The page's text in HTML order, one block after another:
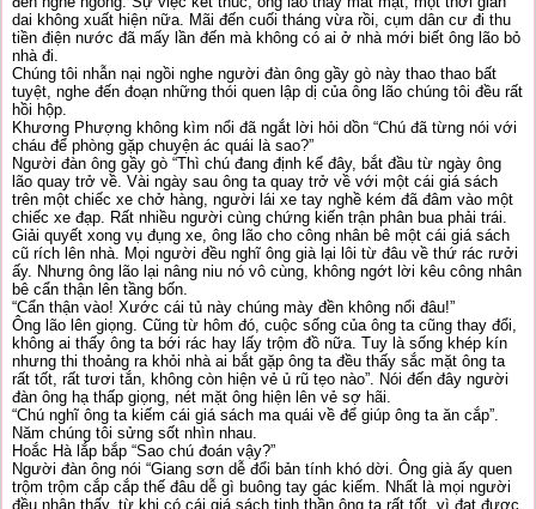
dai không xuất hiện nữa. Mãi đến cuối tháng vừa rồi, cụm dân cư đi thu
tiền điện nước đã mấy lần đến mà không có ai ở nhà mới biết ông lão bỏ
nhà đi.
Chúng tôi nhẫn nại ngồi nghe người đàn ông gầy gò này thao thao bất
tuyệt, nghe đến đoạn những thói quen lập dị của ông lão chúng tôi đều rất
hồi hộp.
Khương Phượng không kìm nổi đã ngắt lời hỏi dồn “Chú đã từng nói với
cháu để phòng gặp chuyện ác quái là sao?”
Người đàn ông gầy gò “Thì chú đang định kể đây, bắt đầu từ ngày ông
lão quay trở về. Vài ngày sau ông ta quay trở về với một cái giá sách
trên một chiếc xe chở hàng, người lái xe tay nghề kém đã đâm vào một
chiếc xe đạp. Rất nhiều người cùng chứng kiến trận phân bua phải trái.
Giải quyết xong vụ đụng xe, ông lão cho công nhân bê một cái giá sách
cũ rích lên nhà. Mọi người đều nghĩ ông già lại lôi từ đâu về thứ rác rưởi
ấy. Nhưng ông lão lại nâng niu nó vô cùng, không ngớt lời kêu công nhân
bê cẩn thận lên tầng bốn.
“Cẩn thận vào! Xước cái tủ này chúng mày đền không nổi đâu!”
Ông lão lên giọng. Cũng từ hôm đó, cuộc sống của ông ta cũng thay đổi,
không ai thấy ông ta bới rác hay lấy trộm đồ nữa. Tuy là sống khép kín
nhưng thi thoảng ra khỏi nhà ai bắt gặp ông ta đều thấy sắc mặt ông ta
rất tốt, rất tươi tắn, không còn hiện vẻ ủ rũ tẹo nào”. Nói đến đây người
đàn ông hạ thấp giọng, nét mặt ông hiện lên vẻ sợ hãi.
“Chú nghĩ ông ta kiếm cái giá sách ma quái về để giúp ông ta ăn cắp”.
Năm chúng tôi sửng sốt nhìn nhau.
Hoắc Hà lắp bắp “Sao chú đoán vậy?”
Người đàn ông nói “Giang sơn dễ đổi bản tính khó dời. Ông già ấy quen
trộm trộm cắp cắp thế đâu dễ gì buông tay gác kiếm. Nhất là mọi người
đều nhận thấy, từ khi có cái giá sách tinh thần ông ta rất tốt, vì đạt được